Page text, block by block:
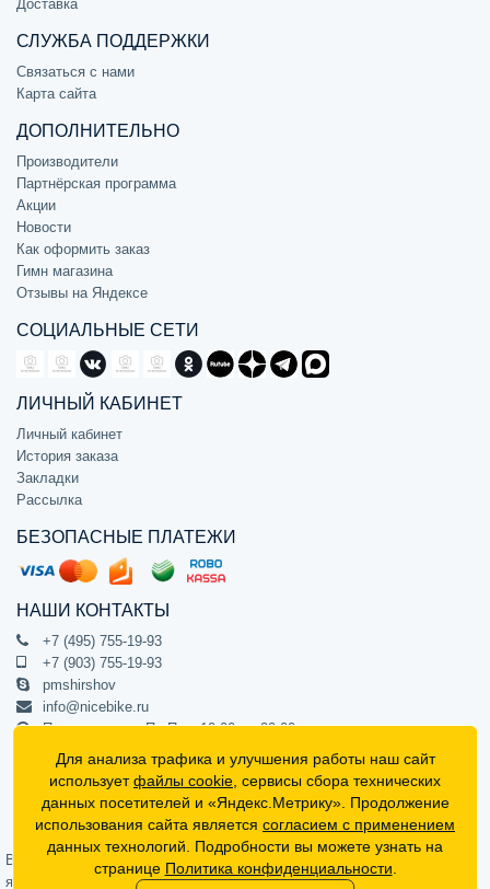
Доставка
СЛУЖБА ПОДДЕРЖКИ
Связаться с нами
Карта сайта
ДОПОЛНИТЕЛЬНО
Производители
Партнёрская программа
Акции
Новости
Как оформить заказ
Гимн магазина
Отзывы на Яндексе
СОЦИАЛЬНЫЕ СЕТИ
ЛИЧНЫЙ КАБИНЕТ
Личный кабинет
История заказа
Закладки
Рассылка
БЕЗОПАСНЫЕ ПЛАТЕЖИ
НАШИ КОНТАКТЫ
+7 (495) 755-19-93
+7 (903) 755-19-93
pmshirshov
info@nicebike.ru
Прием звонков Пн-Пт с 10:00 до 20:00
ПВЗ Пн-Пт с 10:00 до 20:00
г. Москва, ул. Барклая 13с1
подъезд 1, цокольный этаж, офис 1
Официальный интернет-магазин NiceBike © 2012 - 2026
Вся информация на сайте носит ознакомительный характер, не
является публичной офертой (определяемой положениями Статьи 437
Для анализа трафика и улучшения работы наш сайт
используетфайлы cookie , сервисы сбора технических
данных посетителей и «Яндекс.Метрику». Продолжение
использования сайта является согласием с применением
данных технологий. Подробности вы можете узнать на
странице Политика конфиденциальности